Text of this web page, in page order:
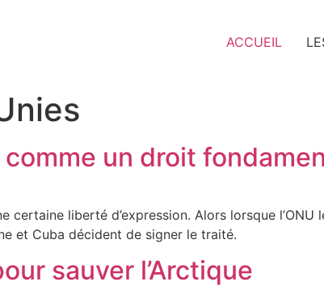
ACCUEIL
un droit
certaine liberté d’expression. Alors lorsque
et Cuba décident de signer le traité.
sauver l’Arctique